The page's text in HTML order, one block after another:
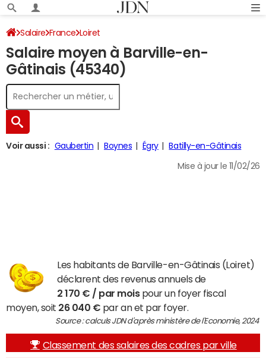
Salaire France Loiret
Salaire moyen à Barville-en-
Gâtinais (45340)
Voir aussi : Gaubertin Boynes Égry Batilly-en-Gâtinais
Mise à jour le 11/02/26
Les habitants de Barville-en-Gâtinais (Loiret)
déclarent des revenus annuels de
2 170 € / par moispour un foyer fiscal
moyen, soit 26 040 € par an et par foyer.
Source : calculs JDN d'après ministère de l'Economie, 2024
Classement des salaires des cadres par ville